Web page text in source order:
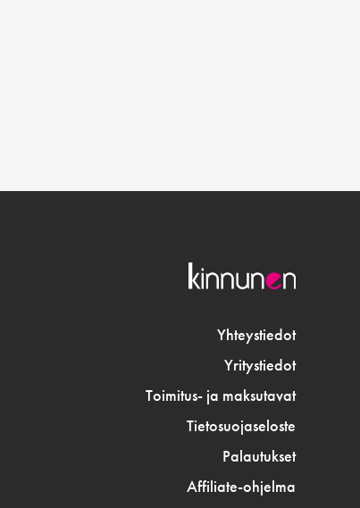
Yhteystiedot
Yritystiedot
Toimitus- ja maksutavat
Tietosuojaseloste
Palautukset
Affiliate-ohjelma